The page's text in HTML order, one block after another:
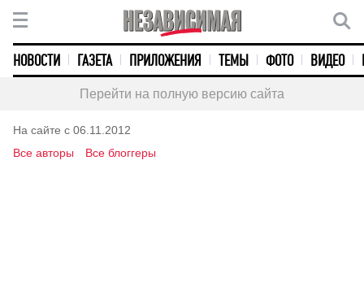
НОВОСТИ ГАЗЕТА ПРИЛОЖЕНИЯ ТЕМЫ ФОТО ВИДЕО
Перейти на полную версию сайта
На сайте с 06.11.2012
Все авторы
Все блоггеры